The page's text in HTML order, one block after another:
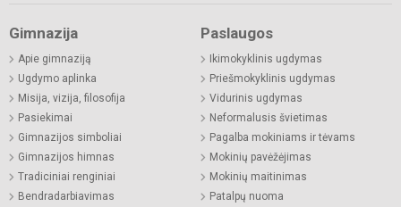
Gimnazija
Apie gimnaziją
Ugdymo aplinka
Misija, vizija, filosofija
Pasiekimai
Gimnazijos simboliai
Gimnazijos himnas
Tradiciniai renginiai
Bendradarbiavimas
Paslaugos
Ikimokyklinis ugdymas
Priešmokyklinis ugdymas
Vidurinis ugdymas
Neformalusis švietimas
Pagalba mokiniams ir tėvams
Mokinių pavėžėjimas
Mokinių maitinimas
Patalpų nuoma